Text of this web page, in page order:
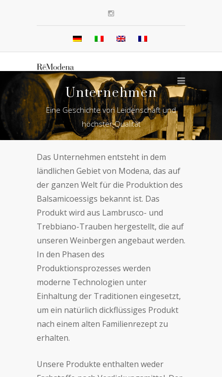
Unternehmen
Eine Geschichte von Leidenschaft und
höchster Qualität
Das Unternehmen entsteht in dem
ländlichen Gebiet von Modena, das auf
der ganzen Welt für die Produktion des
Balsamicoessigs bekannt ist. Das
Produkt wird aus Lambrusco- und
Trebbiano-Trauben hergestellt, die auf
unseren Weinbergen angebaut werden.
In den Phasen des
Produktionsprozesses werden
moderne Technologien unter
Einhaltung der Traditionen eingesetzt,
um ein natürlich dickflüssiges Produkt
nach einem alten Familienrezept zu
erhalten.
Unsere Produkte enthalten weder